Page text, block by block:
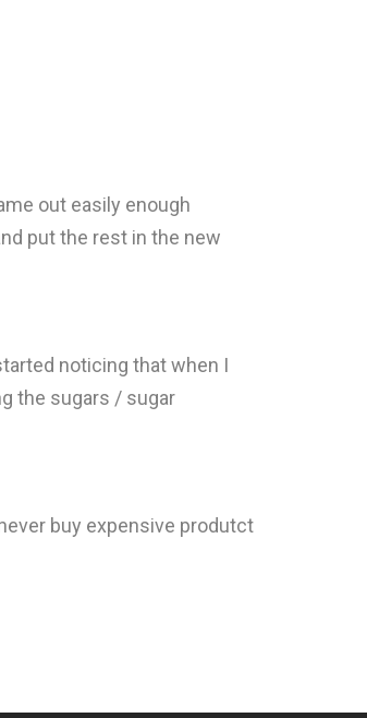
out easily enough
put the rest in the new
noticing that when I
the sugars / sugar
buy expensive produtct